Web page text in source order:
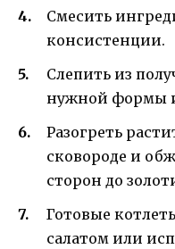
Смесить
консистенции.
Слепить из
нужной формы
Разогреть
сковороде и
сторон до
Готовые
салатом или